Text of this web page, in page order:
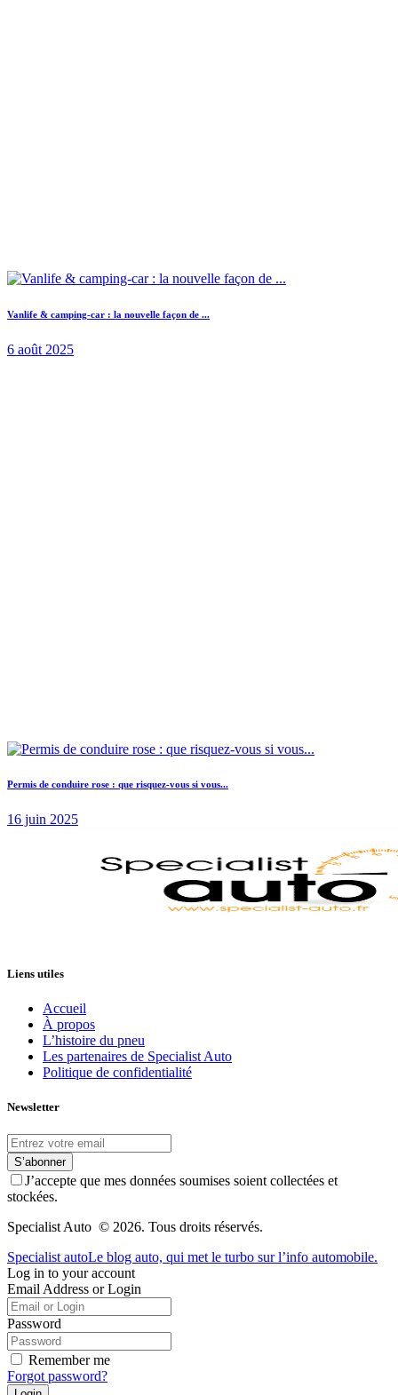
Vanlife & camping-car : la nouvelle façon de ...
6 août 2025
Permis de conduire rose : que risquez-vous si vous...
16 juin 2025
Liens utiles
Accueil
À propos
L’histoire du pneu
Les partenaires de Specialist Auto
Politique de confidentialité
Newsletter
S’abonner
J’accepte que mes données soumises soient collectées et
stockées.
Specialist Auto © 2026. Tous droits réservés.
Specialist autoLe blog auto, qui met le turbo sur l’info automobile.
Log in to your account
Email Address or Login
Password
Remember me
Forgot password?